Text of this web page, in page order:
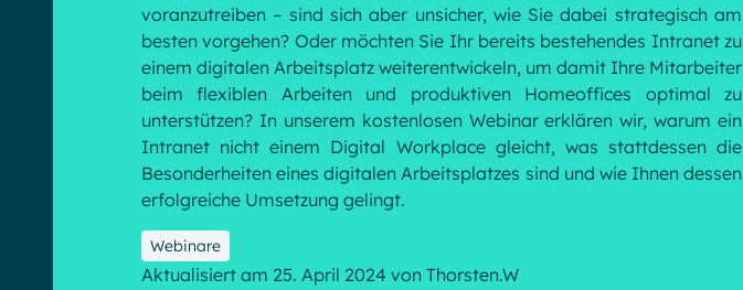
EnglishFrançaisDeutsch
voranzutreiben – sind sich aber unsicher, wie Sie dabei strategisch am
besten vorgehen? Oder möchten Sie Ihr bereits bestehendes Intranet zu
einem digitalen Arbeitsplatz weiterentwickeln, um damit Ihre Mitarbeiter
beim flexiblen Arbeiten und produktiven Homeoffices optimal zu
unterstützen? In unserem kostenlosen Webinar erklären wir, warum ein
Intranet nicht einem Digital Workplace gleicht, was stattdessen die
Besonderheiten eines digitalen Arbeitsplatzes sind und wie Ihnen dessen
erfolgreiche Umsetzung gelingt.
Webinare
Aktualisiert am 25. April 2024 von Thorsten.W